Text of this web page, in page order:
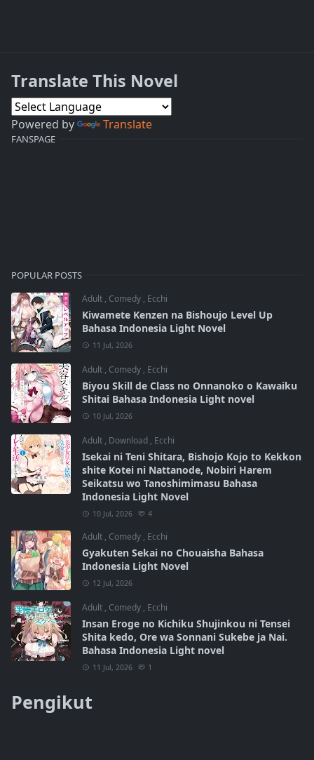
Translate This Novel
Powered by Translate
FANSPAGE
POPULAR POSTS
Adult , Comedy , Ecchi
Kiwamete Kenzen na Bishoujo Level Up
Bahasa Indonesia Light Novel
11 Jul, 2026
Adult , Comedy , Ecchi
Biyou Skill de Class no Onnanoko o Kawaiku
Shitai Bahasa Indonesia Light novel
10 Jul, 2026
Adult , Download , Ecchi
Isekai ni Teni Shitara, Bishojo Kojo to Kekkon
shite Kotei ni Nattanode, Nobiri Harem
Seikatsu wo Tanoshimimasu Bahasa
Indonesia Light Novel
10 Jul, 2026 4
Adult , Comedy , Ecchi
Gyakuten Sekai no Chouaisha Bahasa
Indonesia Light Novel
12 Jul, 2026
Adult , Comedy , Ecchi
Insan Eroge no Kichiku Shujinkou ni Tensei
Shita kedo, Ore wa Sonnani Sukebe ja Nai.
Bahasa Indonesia Light novel
11 Jul, 2026 1
Pengikut